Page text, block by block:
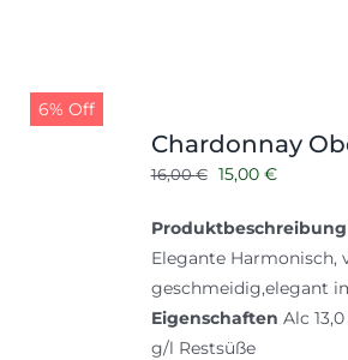
6% Off
Chardonnay
16,00€ Ursprünglicher
war:
16,00 €
15,00 €Aktueller
ist:
15,00 €.
Produktbeschreibung
Elegante Harmonisch,
geschmeidig,elegant
Eigenschaften Alc
g/l Restsüße